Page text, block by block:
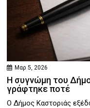
Μαρ 5, 2026
Η συγνώμη του
γράφτηκε ποτέ
Ο Δήμος Καστοριάς